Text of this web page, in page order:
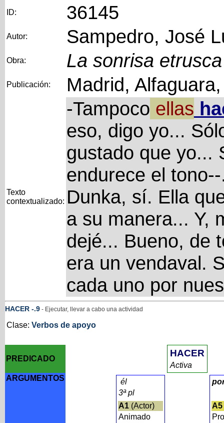
ID: 36145
Autor: Sampedro, José
Obra: La sonrisa etrusca
Publicación: Madrid,
Texto
contextualizado:
-Tampoco ellas
eso, digo yo...
gustado que yo...
endurece el
Dunka, sí. Ella
a su manera... Y,
dejé... Bueno, de
era un vendaval.
cada uno por
HACER -.9- Ejecutar, llevar a cabo una actividad
Clase: Verbos de apoyo
PREDICADO
HACER
Activa
ARGUMENTOS
él
3ª pl
A1(Actor)
Animado
A5